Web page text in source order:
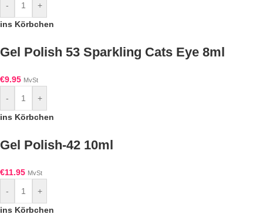
-
+
ins Körbchen
Gel Polish 53 Sparkling Cats Eye 8ml
€9.95 MvSt
-
+
ins Körbchen
Gel Polish-42 10ml
€11.95 MvSt
-
+
ins Körbchen